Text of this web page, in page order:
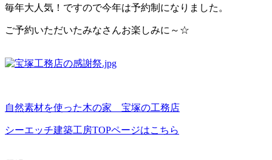
毎年大人気！ですので今年は予約制になりました。
ご予約いただいたみなさんお楽しみに～☆
自然素材を使った木の家 宝塚の工務店
シーエッチ建築工房TOPページはこちら